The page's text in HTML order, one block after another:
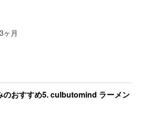
ヶ月
のおすすめ5. culbutomind ラーメン